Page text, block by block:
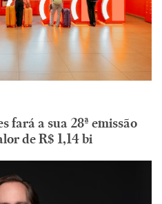
fará a sua 28ª emissão
de R$ 1,14 bi